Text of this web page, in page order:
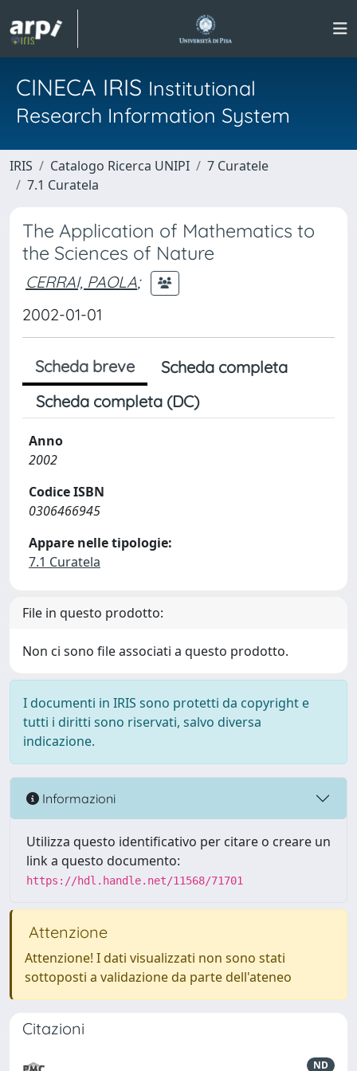
CINECA IRIS Institutional
Research Information System
IRIS Catalogo Ricerca UNIPI
7 Curatele
7.1 Curatela
The Application of Mathematics to
the Sciences of Nature
CERRAI, PAOLA;
2002-01-01
Scheda breve
Scheda completa
Scheda completa (DC)
Anno
2002
Codice ISBN
0306466945
Appare nelle tipologie:
7.1 Curatela
File in questo prodotto:
Non ci sono file associati a questo prodotto.
I documenti in IRIS sono protetti da copyright e
tutti i diritti sono riservati, salvo diversa
indicazione.
Informazioni
Utilizza questo identificativo per citare o creare un
link a questo documento:
https://hdl.handle.net/11568/71701
Attenzione
Attenzione! I dati visualizzati non sono stati
sottoposti a validazione da parte dell'ateneo
Citazioni
ND